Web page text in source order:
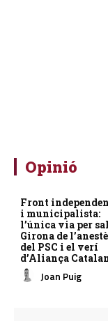
Opinió
Front
i municipalista:
l’única via per
Girona de
del PSC i el verí
d’Aliança
Joan Puig